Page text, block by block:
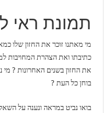
תמונת ראי
מי מאתנו זוכר את החזון שלו
כתיבתו ואת הצהרת המחויבות
את החזון בשנים האחרונות ?
בוחן כל העת ?
בואו נביט במראה ונענה על